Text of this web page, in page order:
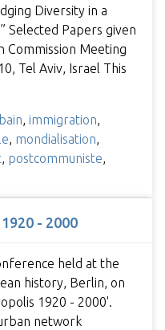
Diversity in a
Selected Papers given
Commission Meeting
Tel Aviv, Israel This
, immigration,
, mondialisation,
, postcommuniste,
- 2000
held at the
history, Berlin, on
1920 - 2000'.
network